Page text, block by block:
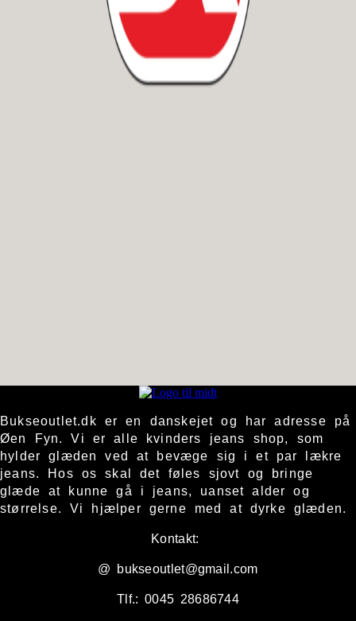
Bukseoutlet.dk er en danskejet og har adresse på
Øen Fyn. Vi er alle kvinders jeans shop, som
hylder glæden ved at bevæge sig i et par lækre
jeans. Hos os skal det føles sjovt og bringe
glæde at kunne gå i jeans, uanset alder og
størrelse. Vi hjælper gerne med at dyrke glæden.
Kontakt:
@ bukseoutlet@gmail.com
Tlf.: 0045 28686744